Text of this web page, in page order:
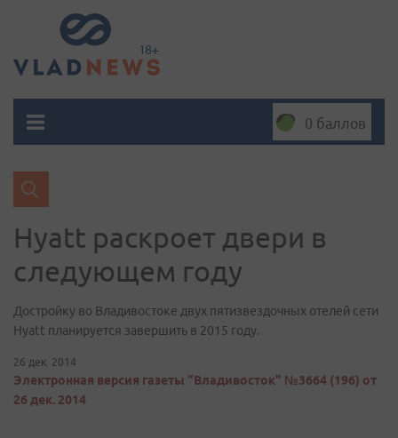
0 баллов
Hyatt раскроет двери в
следующем году
Достройку во Владивостоке двух пятизвездочных отелей сети
Hyatt планируется завершить в 2015 году.
26 дек. 2014
Электронная версия газеты "Владивосток" №3664 (196) от
26 дек. 2014